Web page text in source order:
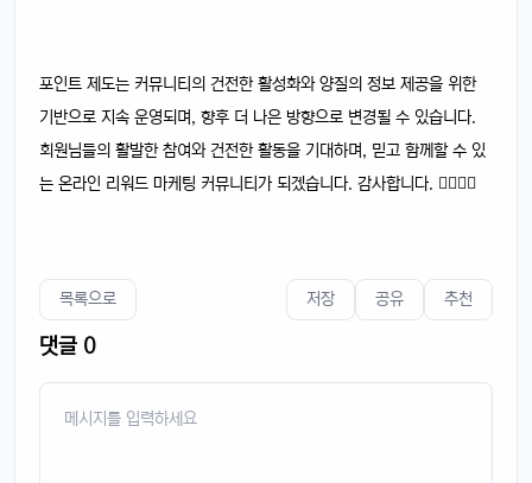
포인트 제도는 커뮤니티의 건전한 활성화와 양질의 정보 제공을 위한
기반으로 지속 운영되며, 향후 더 나은 방향으로 변경될 수 있습니다.
회원님들의 활발한 참여와 건전한 활동을 기대하며, 믿고 함께할 수 있
는 온라인 리워드 마케팅 커뮤니티가 되겠습니다. 감사합니다. 🙇‍♀️🙇‍♂️
목록으로 저장 공유 추천
댓글 0
맞아요, 특히 야간 모드가 대박임ㄷㄷㄷ
빠르밍13:32:50
디자인도 세련되고 색상도 예쁨....
1 빠르밍13:32:50
근데 가격이 좀 부담되긴 함요ㅋ
달달구리 13:32:50